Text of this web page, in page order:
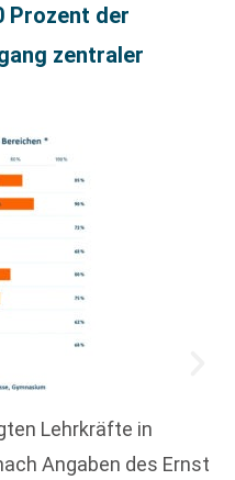
Prozent der
zentraler
Lehrkräfte in
Angaben des Ernst